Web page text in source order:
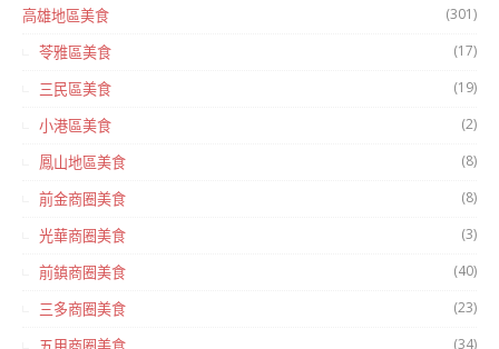
高雄地區美食 (301)
苓雅區美食 (17)
三民區美食 (19)
小港區美食 (2)
鳳山地區美食 (8)
前金商圈美食 (8)
光華商圈美食 (3)
前鎮商圈美食 (40)
三多商圈美食 (23)
(34)